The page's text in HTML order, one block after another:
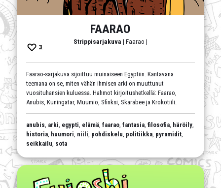
FAARAO
Strippisarjakuva | Faarao |
3
Faarao-sarjakuva sijoittuu muinaiseen Egyptiin. Kantavana
teemana on se, miten vähän ihmisen arki on muuttunut
vuosituhansien kuluessa. Hahmot kirjoitushetkellä: Faarao,
Anubis, Kuningatar, Muumio, Sfinksi, Skarabee ja Krokotiili.
anubis arki egypti elämä ,faarao ,fantasia ,filosofia häröily
historia huumori niili pohdiskelu politiikka pyramidit
seikkailu sota